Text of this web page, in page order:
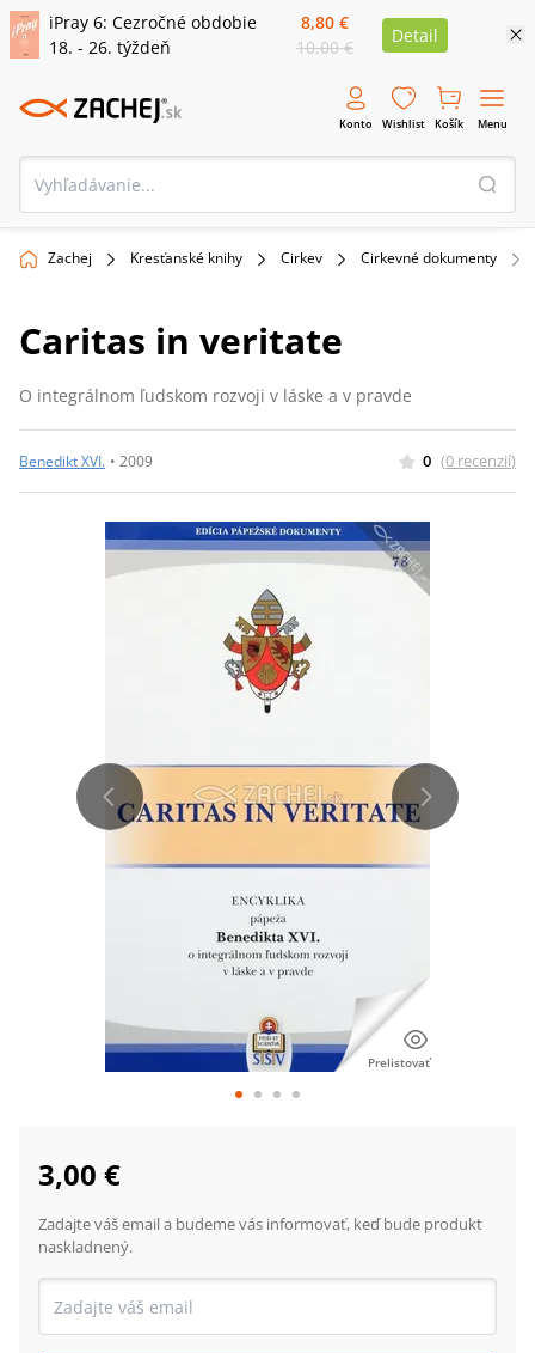
iPray 6: Cezročné obdobie
18. - 26. týždeň
8,80 €
10,00 €
Detail
Konto Wishlist Košík Menu
Zachej Kresťanské knihy Cirkev Cirkevné dokumenty
Caritas in veritate
O integrálnom ľudskom rozvoji v láske a v pravde
Benedikt XVI. • 2009 0 (0 recenzií)
Prelistovať
3,00 €
Zadajte váš email a budeme vás informovať, keď bude produkt
naskladnený.